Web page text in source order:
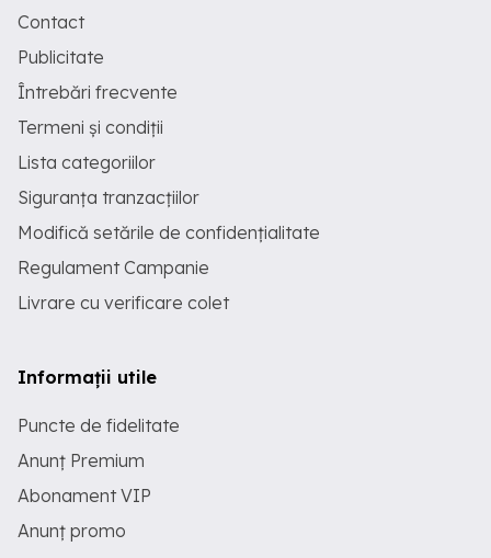
Contact
Publicitate
Întrebări frecvente
Termeni și condiții
Lista categoriilor
Siguranța tranzacțiilor
Modifică setările de confidențialitate
Regulament Campanie
Livrare cu verificare colet
Informații utile
Puncte de fidelitate
Anunț Premium
Abonament VIP
Anunț promo